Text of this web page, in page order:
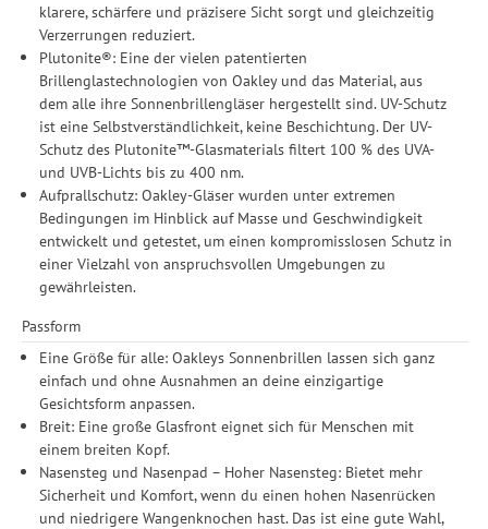
klarere, schärfere und präzisere Sicht sorgt und gleichzeitig
Verzerrungen reduziert.
Plutonite®: Eine der vielen patentierten
Brillenglastechnologien von Oakley und das Material, aus
dem alle ihre Sonnenbrillengläser hergestellt sind. UV-Schutz
ist eine Selbstverständlichkeit, keine Beschichtung. Der UV-
Schutz des Plutonite™-Glasmaterials filtert 100 % des UVA-
und UVB-Lichts bis zu 400 nm.
Aufprallschutz: Oakley-Gläser wurden unter extremen
Bedingungen im Hinblick auf Masse und Geschwindigkeit
entwickelt und getestet, um einen kompromisslosen Schutz in
einer Vielzahl von anspruchsvollen Umgebungen zu
gewährleisten.
Passform
Eine Größe für alle: Oakleys Sonnenbrillen lassen sich ganz
einfach und ohne Ausnahmen an deine einzigartige
Gesichtsform anpassen.
Breit: Eine große Glasfront eignet sich für Menschen mit
einem breiten Kopf.
Nasensteg und Nasenpad – Hoher Nasensteg: Bietet mehr
Sicherheit und Komfort, wenn du einen hohen Nasenrücken
und niedrigere Wangenknochen hast. Das ist eine gute Wahl,